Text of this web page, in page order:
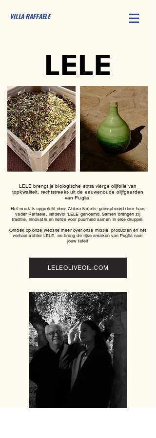
VILLA RAFFAELE
LELE brengt je biologische extra vierge olijfolie van
topkwaliteit, rechtstreeks uit de eeuwenoude olijfgaarden
van Puglia.
Het merk is opgericht door Chiara Natale, geïnspireerd door haar
vader Raffaele, liefdevol ‘LELE’ genoemd. Samen brengen zij
traditie, innovatie en liefde voor puurheid samen in elke druppel.
Ontdek op onze website meer over onze missie, producten en het
verhaal achter LELE, en breng de rijke smaken van Puglia naar
jouw tafel!
LELEOLIVEOIL.COM